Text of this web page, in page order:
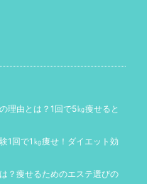
理由とは？1回で5㎏痩せると
1回で1㎏痩せ！ダイエット効
？痩せるためのエステ選びの